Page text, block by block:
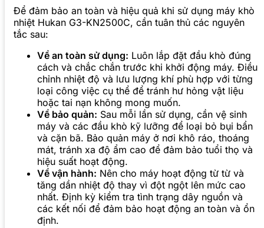
Để đảm bảo an toàn và hiệu quả khi sử dụng máy khò
nhiệt Hukan G3-KN2500C, cần tuân thủ các nguyên
tắc sau:
Về an toàn sử dụng: Luôn lắp đặt đầu khò đúng
cách và chắc chắn trước khi khởi động máy. Điều
chỉnh nhiệt độ và lưu lượng khí phù hợp với từng
loại công việc cụ thể để tránh hư hỏng vật liệu
hoặc tai nạn không mong muốn.
Về bảo quản: Sau mỗi lần sử dụng, cần vệ sinh
máy và các đầu khò kỹ lưỡng để loại bỏ bụi bẩn
và cặn bã. Bảo quản máy ở nơi khô ráo, thoáng
mát, tránh xa độ ẩm cao để đảm bảo tuổi thọ và
hiệu suất hoạt động.
Về vận hành: Nên cho máy hoạt động từ từ và
tăng dần nhiệt độ thay vì đột ngột lên mức cao
nhất. Định kỳ kiểm tra tình trạng dây nguồn và
các kết nối để đảm bảo hoạt động an toàn và ổn
định.